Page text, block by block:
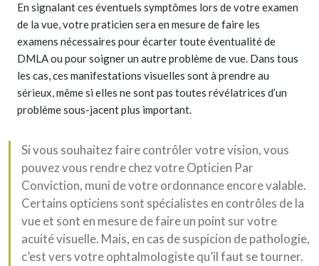
En signalant ces éventuels symptômes lors de votre examen
de la vue, votre praticien sera en mesure de faire les
examens nécessaires pour écarter toute éventualité de
DMLA ou pour soigner un autre problème de vue. Dans tous
les cas, ces manifestations visuelles sont à prendre au
sérieux, même si elles ne sont pas toutes révélatrices d’un
problème sous-jacent plus important.
Si vous souhaitez faire contrôler votre vision, vous
pouvez vous rendre chez votre Opticien Par
Conviction, muni de votre ordonnance encore valable.
Certains opticiens sont spécialistes en contrôles de la
vue et sont en mesure de faire un point sur votre
acuité visuelle. Mais, en cas de suspicion de pathologie,
c’est vers votre ophtalmologiste qu’il faut se tourner.